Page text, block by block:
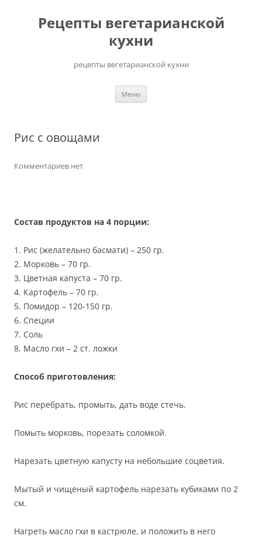
Рецепты вегетарианской
кухни
рецепты вегетарианской кухни
Меню
Рис с овощами
Комментариев нет
Состав продуктов на 4 порции:
1. Рис (желательно басмати) – 250 гр.
2. Морковь – 70 гр.
3. Цветная капуста – 70 гр.
4. Картофель – 70 гр.
5. Помидор – 120-150 гр.
6. Специи
7. Соль
8. Масло гхи – 2 ст. ложки
Способ приготовления:
Рис перебрать, промыть, дать воде стечь.
Помыть морковь, порезать соломкой.
Нарезать цветную капусту на небольшие соцветия.
Мытый и чищеный картофель нарезать кубиками по 2
см.
Нагреть масло гхи в кастрюле, и положить в него